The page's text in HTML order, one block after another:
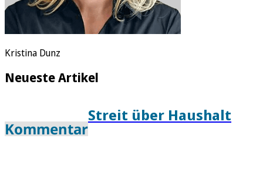
Kristina Dunz
Neueste Artikel
Kommentar
Streit über Haushalt